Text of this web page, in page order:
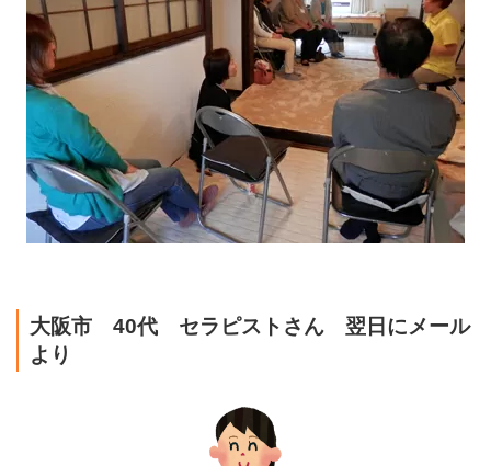
大阪市 40代 セラピストさん 翌日にメール
より